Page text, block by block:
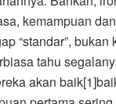
kemampuan
“standar”, bukan
tahu
akan